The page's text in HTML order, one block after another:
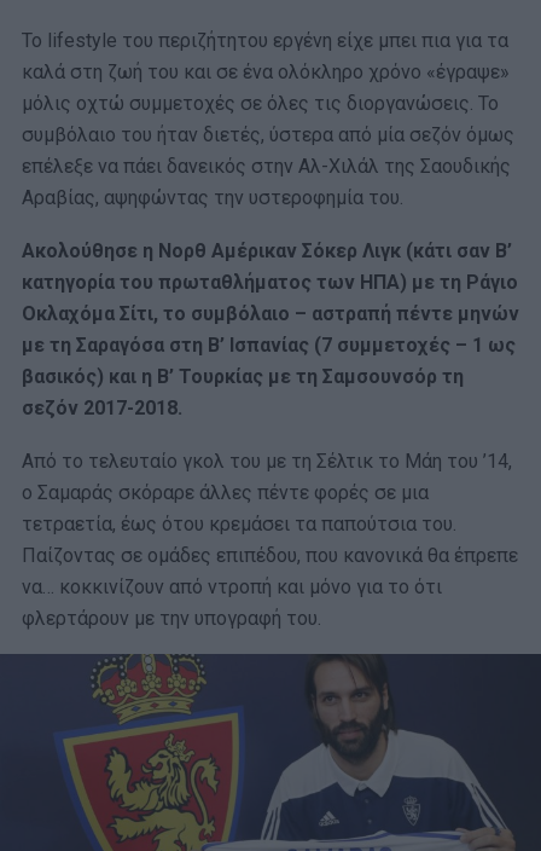
Το lifestyle του περιζήτητου εργένη είχε μπει πια για τα
καλά στη ζωή του και σε ένα ολόκληρο χρόνο «έγραψε»
μόλις οχτώ συμμετοχές σε όλες τις διοργανώσεις. Το
συμβόλαιο του ήταν διετές, ύστερα από μία σεζόν όμως
επέλεξε να πάει δανεικός στην Αλ-Χιλάλ της Σαουδικής
Αραβίας, αψηφώντας την υστεροφημία του.
Ακολούθησε η Νορθ Αμέρικαν Σόκερ Λιγκ (κάτι σαν Β’
κατηγορία του πρωταθλήματος των ΗΠΑ) με τη Ράγιο
Οκλαχόμα Σίτι, το συμβόλαιο – αστραπή πέντε μηνών
με τη Σαραγόσα στη Β’ Ισπανίας (7 συμμετοχές – 1 ως
βασικός) και η Β’ Τουρκίας με τη Σαμσουνσόρ τη
σεζόν 2017-2018.
Από το τελευταίο γκολ του με τη Σέλτικ το Μάη του ’14,
ο Σαμαράς σκόραρε άλλες πέντε φορές σε μια
τετραετία, έως ότου κρεμάσει τα παπούτσια του.
Παίζοντας σε ομάδες επιπέδου, που κανονικά θα έπρεπε
να… κοκκινίζουν από ντροπή και μόνο για το ότι
φλερτάρουν με την υπογραφή του.